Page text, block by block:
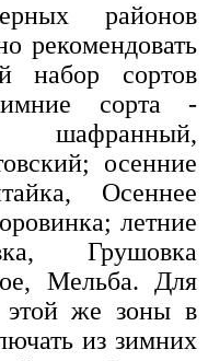
районов
рекомендовать
набор сортов
сорта -
шафранный,
осенние
Осеннее
летние
Грушовка
Мельба. Для
же зоны в
из зимних